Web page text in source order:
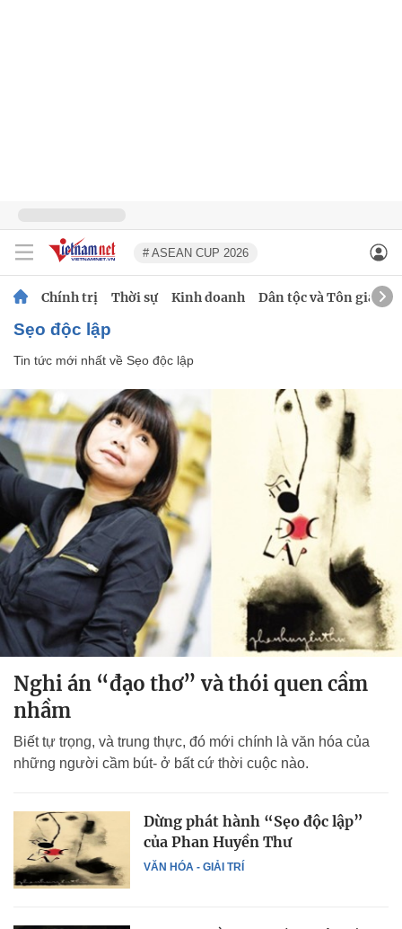
# ASEAN CUP 2026
Chính trị Thời sự Kinh doanh Dân tộc và Tôn giáo
Sẹo độc lập
Tin tức mới nhất về Sẹo độc lập
Nghi án “đạo thơ” và thói quen cầm
nhầm
Biết tự trọng, và trung thực, đó mới chính là văn hóa của
những người cầm bút- ở bất cứ thời cuộc nào.
VĂN HÓA - GIẢI TRÍ
Dừng phát hành “Sẹo độc lập”
của Phan Huyền Thư